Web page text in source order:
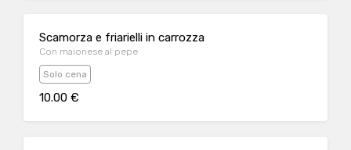
Scamorza e friarielli in carrozza
Con maionese al pepe
Solo cena
10.00 €